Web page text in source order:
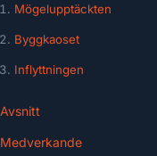
Mögelupptäckten
Byggkaoset
Inflyttningen
Avsnitt
Medverkande